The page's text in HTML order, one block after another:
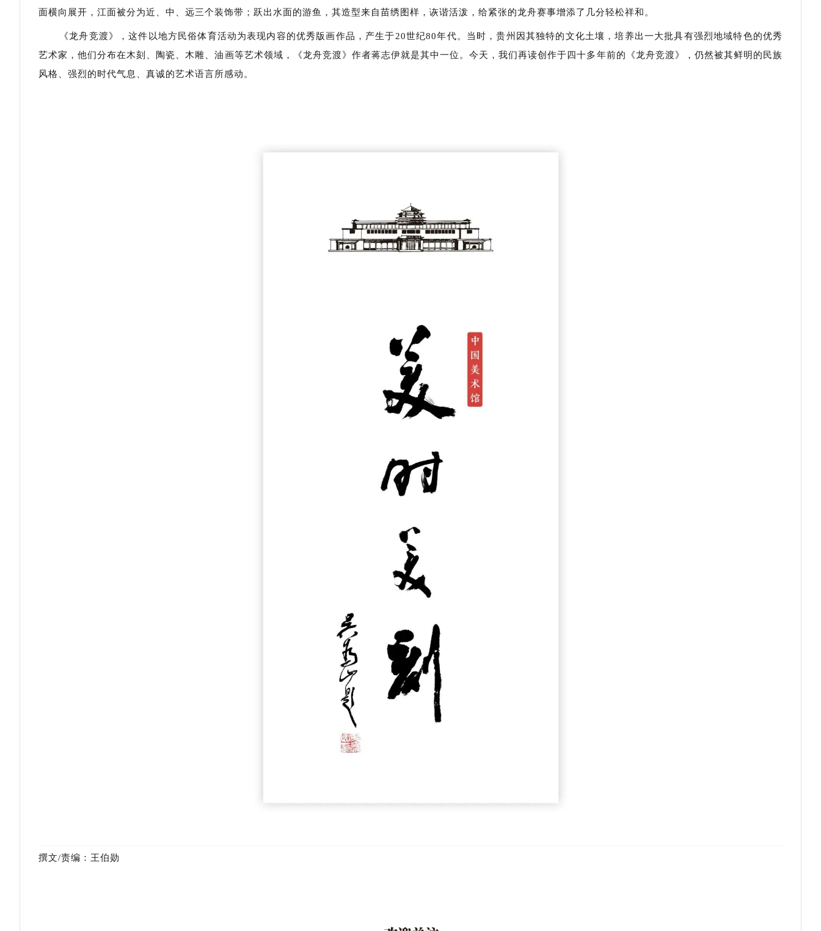
面横向展开，江面被分为近、中、远三个装饰带；跃出水面的游鱼，其造型来自苗绣图样，诙谐活泼，给紧张的龙舟赛事增添了几分轻松祥和。
《龙舟竞渡》，这件以地方民俗体育活动为表现内容的优秀版画作品，产生于20世纪80年代。当时，贵州因其独特的文化土壤，培养出一大批具有强烈地域特色的优秀
艺术家，他们分布在木刻、陶瓷、木雕、油画等艺术领域，《龙舟竞渡》作者蒋志伊就是其中一位。今天，我们再读创作于四十多年前的《龙舟竞渡》，仍然被其鲜明的民族
风格、强烈的时代气息、真诚的艺术语言所感动。
撰文/责编：王伯勋